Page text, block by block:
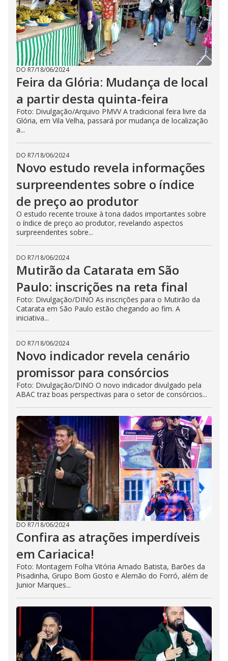
DO R7/18/06/2024
Feira da Glória: Mudança de local
a partir desta quinta-feira
Foto: Divulgação/Arquivo PMVV A tradicional feira livre da
Glória, em Vila Velha, passará por mudança de localização
a...
DO R7/18/06/2024
Novo estudo revela informações
surpreendentes sobre o índice
de preço ao produtor
O estudo recente trouxe à tona dados importantes sobre
o índice de preço ao produtor, revelando aspectos
surpreendentes sobre...
DO R7/18/06/2024
Mutirão da Catarata em São
Paulo: inscrições na reta final
Foto: Divulgação/DINO As inscrições para o Mutirão da
Catarata em São Paulo estão chegando ao fim. A
iniciativa...
DO R7/18/06/2024
Novo indicador revela cenário
promissor para consórcios
Foto: Divulgação/DINO O novo indicador divulgado pela
ABAC traz boas perspectivas para o setor de consórcios...
DO R7/18/06/2024
Confira as atrações imperdíveis
em Cariacica!
Foto: Montagem Folha Vitória Amado Batista, Barões da
Pisadinha, Grupo Bom Gosto e Alemão do Forró, além de
Junior Marques...